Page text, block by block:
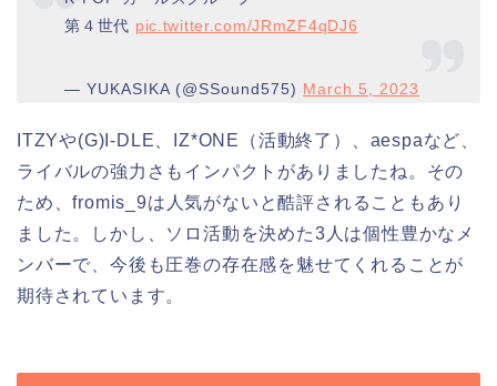
第４世代 pic.twitter.com/JRmZF4qDJ6
— YUKASIKA (@SSound575) March 5, 2023
ITZYや(G)I-DLE、IZ*ONE（活動終了）、aespaなど、
ライバルの強力さもインパクトがありましたね。その
ため、fromis_9は人気がないと酷評されることもあり
ました。しかし、ソロ活動を決めた3人は個性豊かなメ
ンバーで、今後も圧巻の存在感を魅せてくれることが
期待されています。